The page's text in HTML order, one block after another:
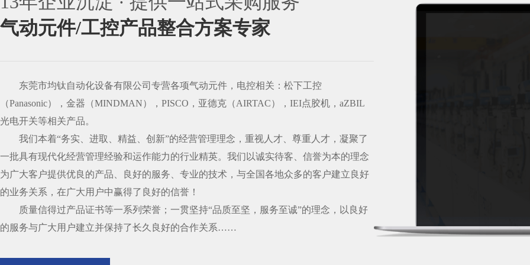
气动元件/工控产品整合方案专家
东莞市均钛自动化设备有限公司专营各项气动元件，电控相关：松下工控
（Panasonic），金器（MINDMAN），PISCO，亚德克（AIRTAC），IEI点胶机，aZBIL
光电开关等相关产品。
我们本着“务实、进取、精益、创新”的经营管理理念，重视人才、尊重人才，凝聚了
一批具有现代化经营管理经验和运作能力的行业精英。我们以诚实待客、信誉为本的理念
为广大客户提供优良的产品、良好的服务、专业的技术，与全国各地众多的客户建立良好
的业务关系，在广大用户中赢得了良好的信誉！
质量信得过产品证书等一系列荣誉；一贯坚持“品质至坚，服务至诚”的理念，以良好
的服务与广大用户建立并保持了长久良好的合作关系……